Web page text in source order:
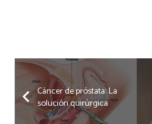
Cáncer de próstata: La
solución quirúrgica